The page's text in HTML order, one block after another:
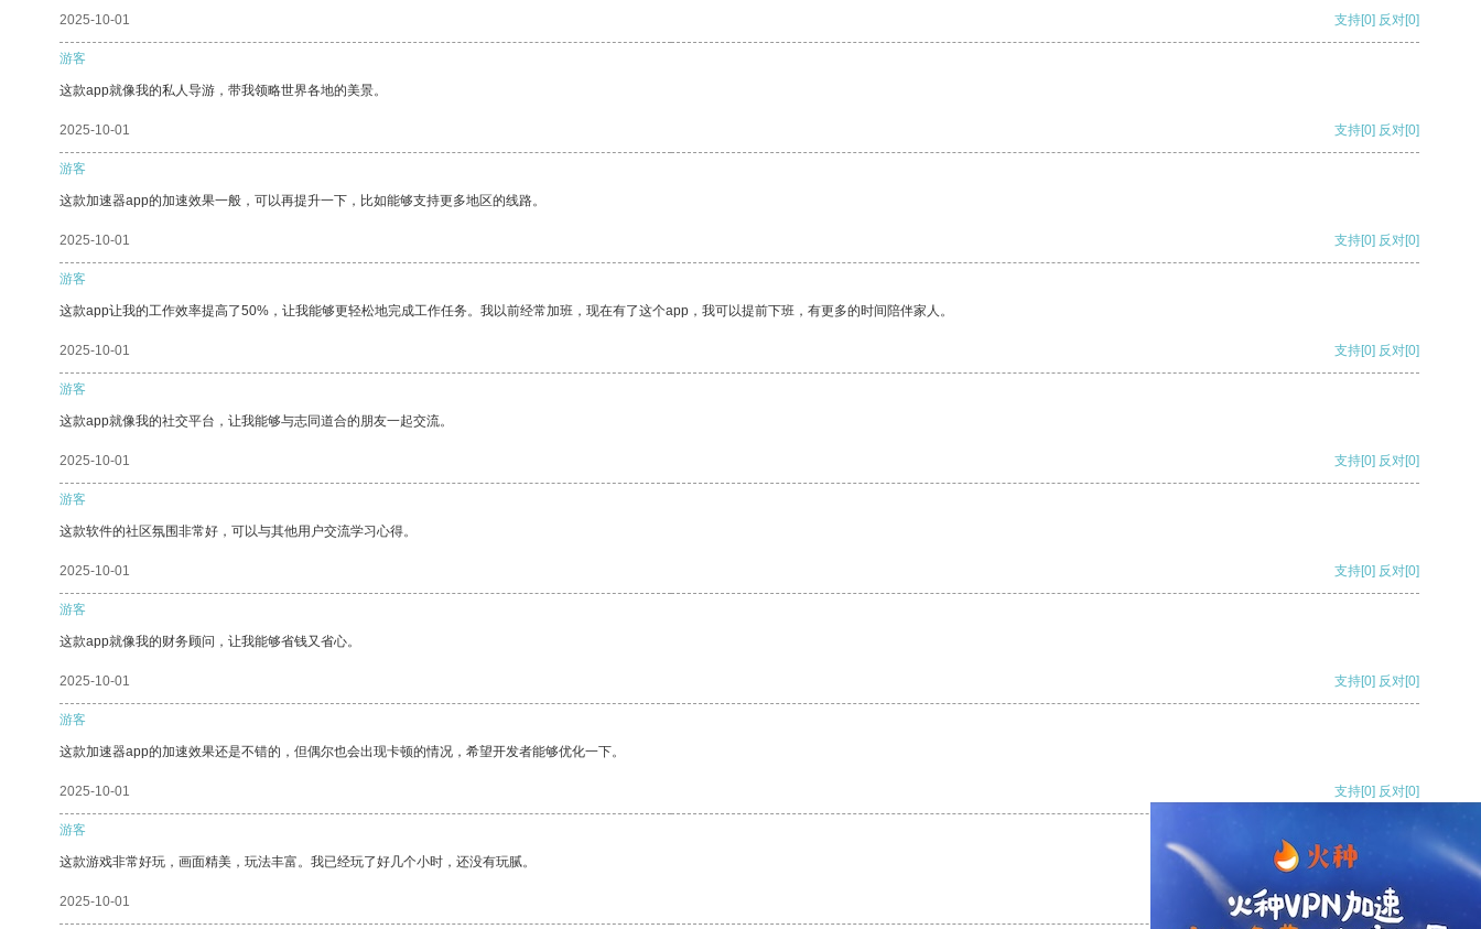
2025-10-01 支持[0] 反对[0]
游客
这款app就像我的私人导游，带我领略世界各地的美景。
2025-10-01 支持[0] 反对[0]
游客
这款加速器app的加速效果一般，可以再提升一下，比如能够支持更多地区的线路。
2025-10-01 支持[0] 反对[0]
游客
这款app让我的工作效率提高了50%，让我能够更轻松地完成工作任务。我以前经常加班，现在有了这个app，我可以提前下班，有更多的时间陪伴家人。
2025-10-01 支持[0] 反对[0]
游客
这款app就像我的社交平台，让我能够与志同道合的朋友一起交流。
2025-10-01 支持[0] 反对[0]
游客
这款软件的社区氛围非常好，可以与其他用户交流学习心得。
2025-10-01 支持[0] 反对[0]
游客
这款app就像我的财务顾问，让我能够省钱又省心。
2025-10-01 支持[0] 反对[0]
游客
这款加速器app的加速效果还是不错的，但偶尔也会出现卡顿的情况，希望开发者能够优化一下。
2025-10-01 支持[0] 反对[0]
游客
这款游戏非常好玩，画面精美，玩法丰富。我已经玩了好几个小时，还没有玩腻。
2025-10-01 支持[0] 反对